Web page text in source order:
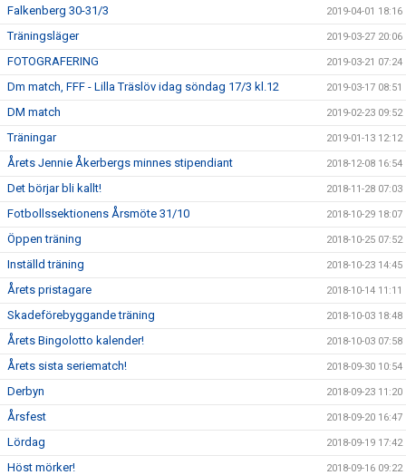
Falkenberg 30-31/3 2019-04-01 18:16
Träningsläger 2019-03-27 20:06
FOTOGRAFERING 2019-03-21 07:24
Dm match, FFF - Lilla Träslöv idag söndag 17/3 kl.12 2019-03-17 08:51
DM match 2019-02-23 09:52
Träningar 2019-01-13 12:12
Årets Jennie Åkerbergs minnes stipendiant 2018-12-08 16:54
Det börjar bli kallt! 2018-11-28 07:03
Fotbollssektionens Årsmöte 31/10 2018-10-29 18:07
Öppen träning 2018-10-25 07:52
Inställd träning 2018-10-23 14:45
Årets pristagare 2018-10-14 11:11
Skadeförebyggande träning 2018-10-03 18:48
Årets Bingolotto kalender! 2018-10-03 07:58
Årets sista seriematch! 2018-09-30 10:54
Derbyn 2018-09-23 11:20
Årsfest 2018-09-20 16:47
Lördag 2018-09-19 17:42
Höst mörker! 2018-09-16 09:22